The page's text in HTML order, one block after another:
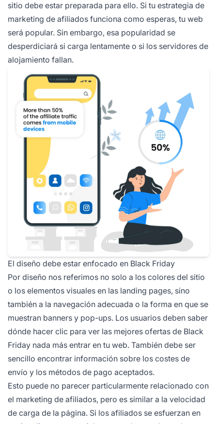
sitio debe estar preparada para ello. Si tu estrategia de
marketing de afiliados funciona como esperas, tu web
será popular. Sin embargo, esa popularidad se
desperdiciará si carga lentamente o si los servidores de
alojamiento fallan.
El diseño debe estar enfocado en Black Friday
Por diseño nos referimos no solo a los colores del sitio
o los elementos visuales en las landing pages, sino
también a la navegación adecuada o la forma en que se
muestran banners y pop-ups. Los usuarios deben saber
dónde hacer clic para ver las mejores ofertas de Black
Friday nada más entrar en tu web. También debe ser
sencillo encontrar información sobre los costes de
envío y los métodos de pago aceptados.
Esto puede no parecer particularmente relacionado con
el marketing de afiliados, pero es similar a la velocidad
de carga de la página. Si los afiliados se esfuerzan en